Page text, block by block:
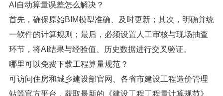
AI自动算量误差怎么解决？
首先，确保原始BIM模型准确、及时更新；其次，明确并统
一软件的计算规则；最后，必须设置人工审核与现场抽查
环节，将AI结果与经验值、历史数据进行交叉验证。
哪里可以免费下载工程算量规范？
可访问住房和城乡建设部官网、各省市建设工程造价管理
站等官方平台，获取最新的《建设工程工程量计算规范》